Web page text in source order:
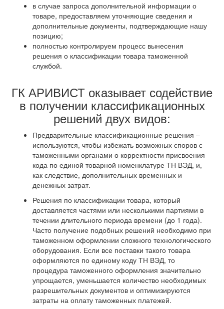
в случае запроса дополнительной информации о
товаре, предоставляем уточняющие сведения и
дополнительные документы, подтверждающие нашу
позицию;
полностью контролируем процесс вынесения
решения о классификации товара таможенной
службой.
ГК АРИВИСТ оказывает содействие
в получении классификационных
решений двух видов:
Предварительные классификационные решения –
используются, чтобы избежать возможных споров с
таможенными органами о корректности присвоения
кода по единой товарной номенклатуре ТН ВЭД, и,
как следствие, дополнительных временных и
денежных затрат.
Решения по классификации товара, который
доставляется частями или несколькими партиями в
течении длительного периода времени (до 1 года).
Часто получение подобных решений необходимо при
таможенном оформлении сложного технологического
оборудования. Если все поставки такого товара
оформляются по единому коду ТН ВЭД, то
процедура таможенного оформления значительно
упрощается, уменьшается количество необходимых
разрешительных документов и оптимизируются
затраты на оплату таможенных платежей.